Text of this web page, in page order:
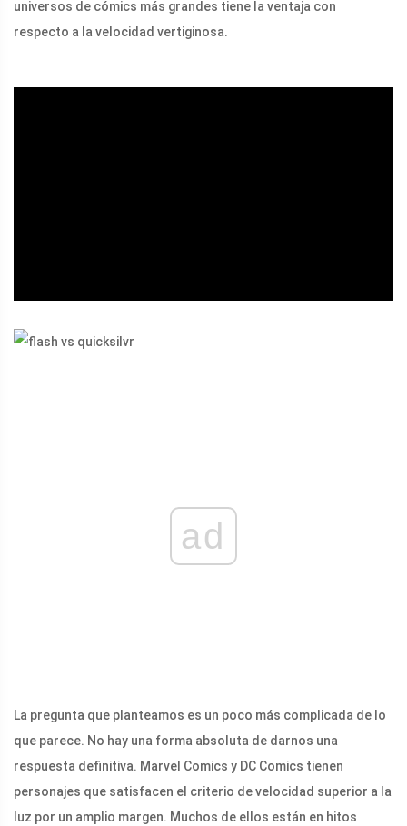
universos de cómics más grandes tiene la ventaja con
respecto a la velocidad vertiginosa.
ad
La pregunta que planteamos es un poco más complicada de lo
que parece. No hay una forma absoluta de darnos una
respuesta definitiva. Marvel Comics y DC Comics tienen
personajes que satisfacen el criterio de velocidad superior a la
luz por un amplio margen. Muchos de ellos están en hitos